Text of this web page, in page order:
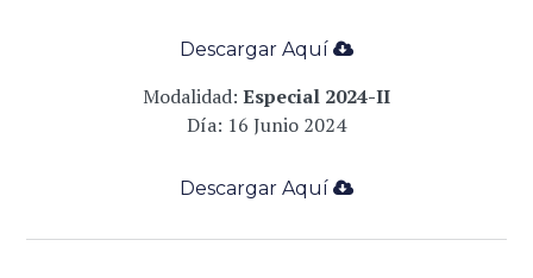
Descargar Aquí
Modalidad: Especial 2024-II
Día: 16 Junio 2024
Descargar Aquí